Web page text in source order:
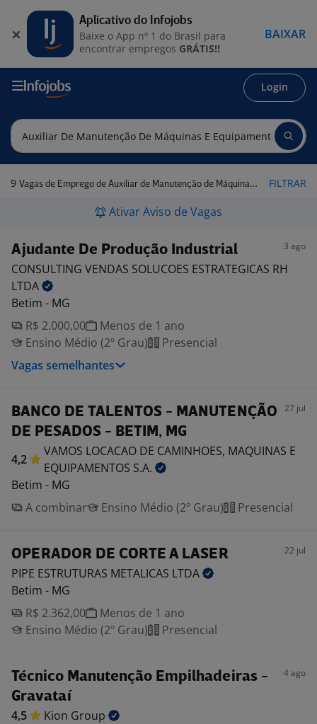
Login
9 Vagas de Emprego de Auxiliar de Manutenção de Máquinas e Equipamentos em Betim - MG FILTRAR
Ativar Aviso de Vagas
Ajudante De Produção Industrial 3 ago
CONSULTING VENDAS SOLUCOES ESTRATEGICAS RH
LTDA
Betim - MG
R$ 2.000,00
Menos de 1 ano
Ensino Médio (2º Grau)
Presencial
Vagas semelhantes
BANCO DE TALENTOS - MANUTENÇÃO
DE PESADOS - BETIM, MG
27 jul
4,2
VAMOS LOCACAO DE CAMINHOES, MAQUINAS E
EQUIPAMENTOS S.A.
Betim - MG
A combinar
Ensino Médio (2º Grau) Presencial
OPERADOR DE CORTE A LASER 22 jul
PIPE ESTRUTURAS METALICAS LTDA
Betim - MG
R$ 2.362,00
Menos de 1 ano
Ensino Médio (2º Grau)
Presencial
Técnico Manutenção Empilhadeiras -
Gravataí
4 ago
4,5 Kion Group
Aplicativo do Infojobs
Baixe o App nº 1 do Brasil para
encontrar empregos GRÁTIS!!
BAIXAR